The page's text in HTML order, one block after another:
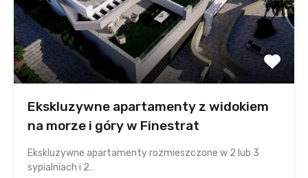
Ekskluzywne apartamenty z widokiem
na morze i góry w Finestrat
Ekskluzywne apartamenty rozmieszczone w 2 lub 3
sypialniach i 2…